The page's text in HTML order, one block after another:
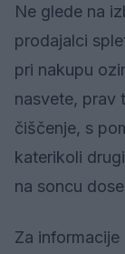
Ne glede na
prodajalci
pri nakupu
nasvete, prav
čiščenje, s
katerikoli
na soncu
Za